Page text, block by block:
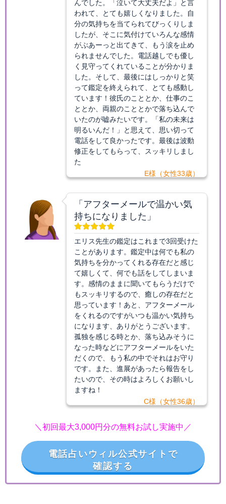
んでした。「泣いて大丈夫だよ」と言
われて、とても嬉しくなりました。自
分の気持ちを当てられてびっくりしま
したが、そこに気付けていろんな感情
がぶあーっと出てきて、もう涙を止め
られませんでした。電話越しでも優し
く見守ってくれていることが分かりま
した。そして、最後にはしっかりと笑
って鑑定を終えられて、とても感動し
ています！彼氏のこととか、仕事のこ
ととか、両親のこととかで落ち込んで
いたのが嘘みたいです。「私の未来は
明るいんだ！」と思えて、思い切って
電話をして良かったです。最後は波動
修正をしてもらって、スッキリしまし
た
E様（女性33歳）
「アフターメールで温かい気
持ちになりました」
エリス先生の鑑定はこれまで3回受けた
ことがあります。鑑定中は何でも私の
気持ちを分かってくれる存在だと感じ
て嬉しくて、何でも話をしてしまいま
す。感情のままに聞いてもらうだけで
もスッキリするので、癒しの存在だと
思っています！あと、アフターメール
をくれるのですがいつも温かい気持ち
になります、ありがとうございます。
孤独を感じる時とか、落ち込みそうに
なった時などにアフターメールをいた
だくので、もう私の中でそれはお守り
です。また、進展があったら報告をし
たいので、その時はよろしくお願いし
ますね！
C様（女性36歳）
＼初回最大3,000円分の無料お試し実施中／
電話占いウィル公式サイトで
確認する